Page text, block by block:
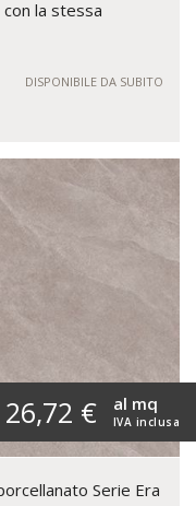
la stessa
DISPONIBILE DA SUBITO
26,72 € IVA inclusa
al mq
Serie Era